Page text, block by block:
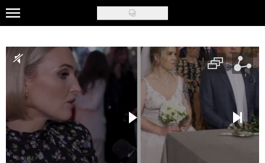
Skip
to
main
content
Moda
Ślub i wesele
Styl życia
Nasze akcje